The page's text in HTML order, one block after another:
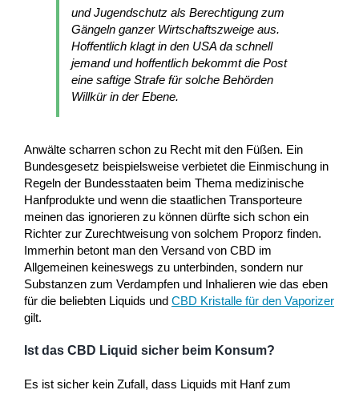
und Jugendschutz als Berechtigung zum
Gängeln ganzer Wirtschaftszweige aus.
Hoffentlich klagt in den USA da schnell
jemand und hoffentlich bekommt die Post
eine saftige Strafe für solche Behörden
Willkür in der Ebene.
Anwälte scharren schon zu Recht mit den Füßen. Ein
Bundesgesetz beispielsweise verbietet die Einmischung in
Regeln der Bundesstaaten beim Thema medizinische
Hanfprodukte und wenn die staatlichen Transporteure
meinen das ignorieren zu können dürfte sich schon ein
Richter zur Zurechtweisung von solchem Proporz finden.
Immerhin betont man den Versand von CBD im
Allgemeinen keineswegs zu unterbinden, sondern nur
Substanzen zum Verdampfen und Inhalieren wie das eben
für die beliebten Liquids und CBD Kristalle für den Vaporizer
gilt.
Ist das CBD Liquid sicher beim Konsum?
Es ist sicher kein Zufall, dass Liquids mit Hanf zum